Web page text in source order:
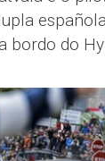
bordo do